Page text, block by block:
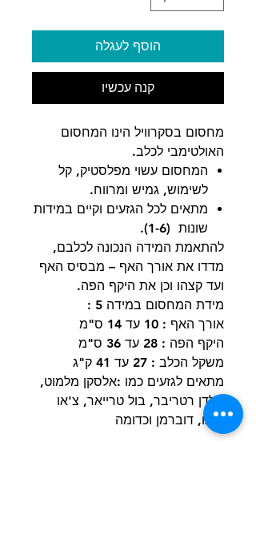
הוסף לעגלה
קנה עכשיו
מחסום בסקרוויל הינו המחסום
האולטימבי לכלב.
המחסום עשוי מפלסטיק, קל
לשימוש, גמיש ומרווח.
מתאים לכל הגזעים וקיים במידות
שונות (1-6).
להתאמת המידה הנכונה לכלבם,
מדדו את אורך האף – מבסיס האף
ועד קצהו וכן את היקף הפה.
מידת המחסום במידה 5 :
אורך האף : 10 עד 14 ס"מ
היקף הפה : 28 עד 36 ס"מ
משקל הכלב : 27 עד 41 ק"ג
מתאים לגזעים כמו :אלסקן מלמוט,
גולדן רטריבר, בול טרייאר, צ'או
צ'או, דוברמן וכדומה